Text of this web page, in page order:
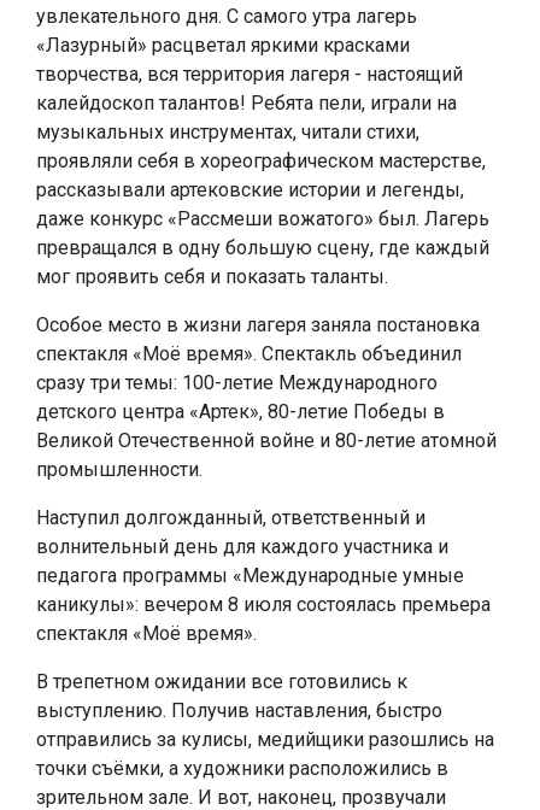
увлекательного дня. С самого утра лагерь
«Лазурный» расцветал яркими красками
творчества, вся территория лагеря - настоящий
калейдоскоп талантов! Ребята пели, играли на
музыкальных инструментах, читали стихи,
проявляли себя в хореографическом мастерстве,
рассказывали артековские истории и легенды,
даже конкурс «Рассмеши вожатого» был. Лагерь
превращался в одну большую сцену, где каждый
мог проявить себя и показать таланты.
Особое место в жизни лагеря заняла постановка
спектакля «Моё время». Спектакль объединил
сразу три темы: 100-летие Международного
детского центра «Артек», 80-летие Победы в
Великой Отечественной войне и 80-летие атомной
промышленности.
Наступил долгожданный, ответственный и
волнительный день для каждого участника и
педагога программы «Международные умные
каникулы»: вечером 8 июля состоялась премьера
спектакля «Моё время».
В трепетном ожидании все готовились к
выступлению. Получив наставления, быстро
отправились за кулисы, медийщики разошлись на
точки съёмки, а художники расположились в
зрительном зале. И вот, наконец, прозвучали